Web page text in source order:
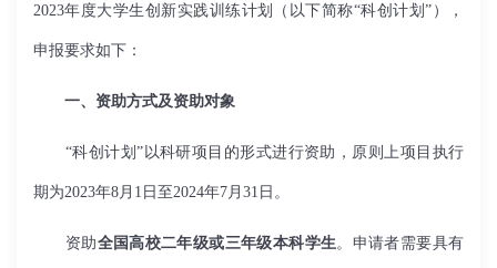
2023年度大学生创新实践训练计划（以下简称“科创计划”），
申报要求如下：
一、资助方式及资助对象
“科创计划”以科研项目的形式进行资助，原则上项目执行
期为2023年8 月 1 日至2024年7 月 31 日。
资助全国高校二年级或三年级本科学生 。申请者需要具有